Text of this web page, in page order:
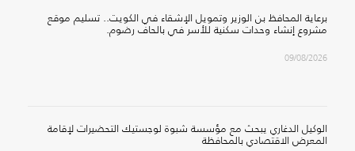
برعاية المحافظ بن الوزير وتمويل الإشقاء في الكويت.. تسليم موقع
مشروع إنشاء وحدات سكنية للأسر في بالحاف رضوم.
09/08/2026
الوكيل الدغاري يبحث مع مؤسسة شبوة لوجستيك التحضيرات لإقامة
المعرض الاقتصادي بالمحافظة